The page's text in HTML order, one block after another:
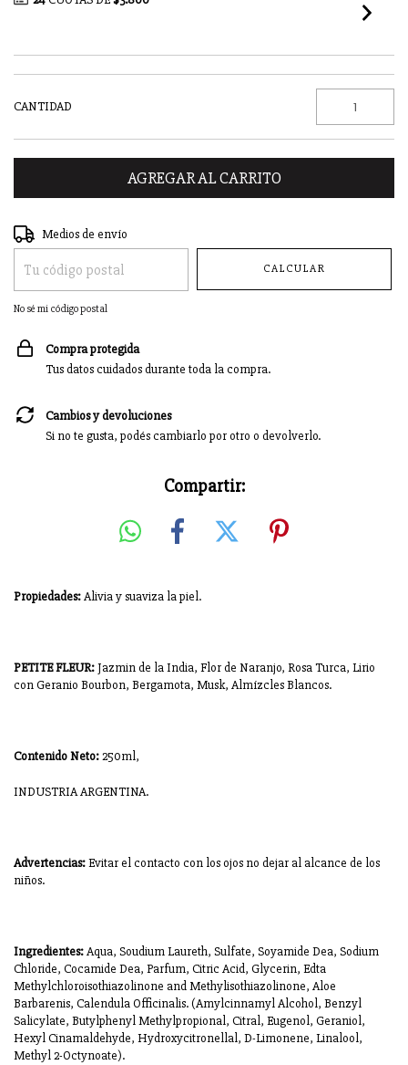
CANTIDAD
Entregas para el CP:
Medios de envío
CALCULAR
No sé mi código postal
Compra protegida
Tus datos cuidados durante toda la compra.
Cambios y devoluciones
Si no te gusta, podés cambiarlo por otro o devolverlo.
Compartir:
Propiedades:Alivia y suaviza la piel.
PETITE FLEUR:Jazmin de la India, Flor de Naranjo, Rosa Turca, Lirio
con Geranio Bourbon, Bergamota, Musk, Almízcles Blancos.
Contenido Neto:250ml,
INDUSTRIA ARGENTINA.
Advertencias:Evitar el contacto con los ojos no dejar al alcance de los
niños.
Ingredientes:Aqua, Soudium Laureth, Sulfate, Soyamide Dea, Sodium
Chloride, Cocamide Dea, Parfum, Citric Acid, Glycerin, Edta
Methylchloroisothiazolinone and Methylisothiazolinone, Aloe
Barbarenis, Calendula Officinalis. (Amylcinnamyl Alcohol, Benzyl
Salicylate, Butylphenyl Methylpropional, Citral, Eugenol, Geraniol,
Hexyl Cinamaldehyde, Hydroxycitronellal, D-Limonene, Linalool,
Methyl 2-Octynoate).